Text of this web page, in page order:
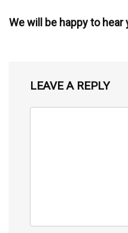
We will be happy to
LEAVE A REPLY